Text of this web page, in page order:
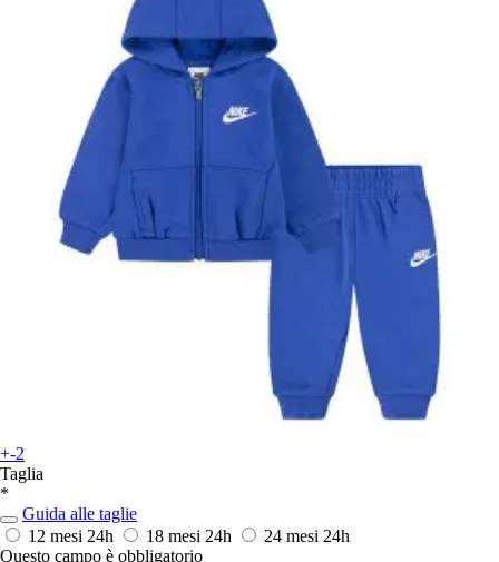
+-2
Taglia
*
Guida alle taglie
12 mesi 24h 18 mesi 24h 24 mesi 24h
Questo campo è obbligatorio